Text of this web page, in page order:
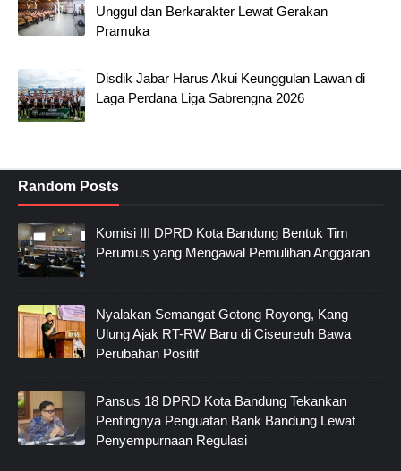
Unggul dan Berkarakter Lewat Gerakan
Pramuka
Disdik Jabar Harus Akui Keunggulan Lawan di
Laga Perdana Liga Sabrengna 2026
Random Posts
Komisi III DPRD Kota Bandung Bentuk Tim
Perumus yang Mengawal Pemulihan Anggaran
Nyalakan Semangat Gotong Royong, Kang
Ulung Ajak RT-RW Baru di Ciseureuh Bawa
Perubahan Positif
Pansus 18 DPRD Kota Bandung Tekankan
Pentingnya Penguatan Bank Bandung Lewat
Penyempurnaan Regulasi